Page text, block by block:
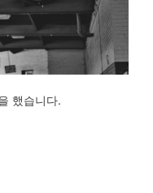
했습니다.